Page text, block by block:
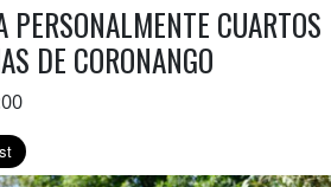
PERSONALMENTE CUARTOS
DE CORONANGO